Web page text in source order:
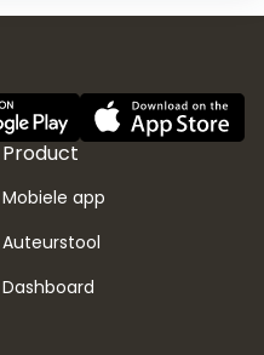
Product
Mobiele app
Auteurstool
Dashboard